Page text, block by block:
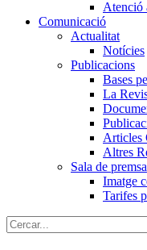
Atenció
Comunicació
Actualitat
Notícies
Publicacions
Bases
La
Articles
Altres
Sala de premsa
Imatge
Tarifes
Cercar: